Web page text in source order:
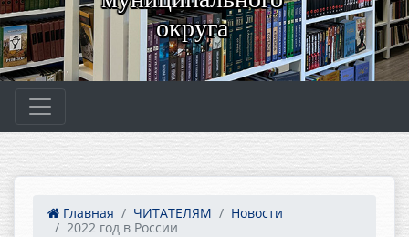
округа
Главная ЧИТАТЕЛЯМ
Новости
2022 год в России